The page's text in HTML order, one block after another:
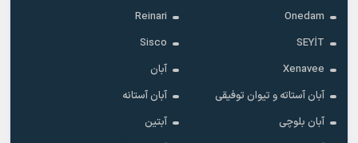
Onedam
Reinari
SEYİT
Sisco
Xenavee
آبان
آبان آستاته و تیوان توفیقی
آبان آستانه
آبان بلوچی
آبتین